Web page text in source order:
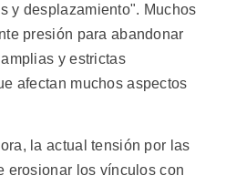
y desplazamiento". Muchos
presión para abandonar
y estrictas
afectan muchos aspectos
la actual tensión por las
erosionar los vínculos con